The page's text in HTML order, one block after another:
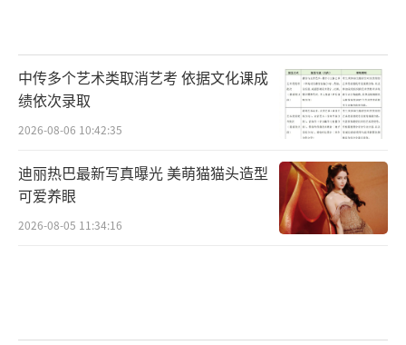
家属给予很多的包容和理解。”其实每个警察
都是普通人，他们身上的制服就是坚守和信仰
的力量。影片中三位热血老炮儿虽临近退休，
但对于自己警察这个职业本身的情怀和坚守依
旧纯粹且炽热。饰演徐国柱的姜武现场坦
言：“我是真的觉得警察很伟大，我在拍戏的
我觉得他们的生活远比影视剧更难，更辛
中传多个艺术类取消艺考 依据文化课成
绩依次录取
2026-08-06 10:42:35
迪丽热巴最新写真曝光 美萌猫猫头造型
可爱养眼
2026-08-05 11:34:16